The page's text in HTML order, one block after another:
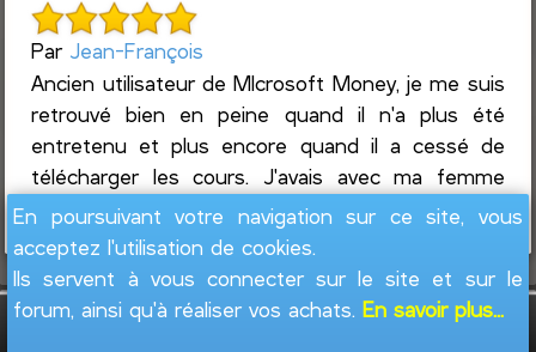
Par Jean-François
Ancien utilisateur de MIcrosoft Money, je me suis
retrouvé bien en peine quand il n'a plus été
entretenu et plus encore quand il a cessé de
télécharger les cours. J'avais avec ma femme
une bonne ...Lire la suite
En poursuivant votre navigation sur ce site, vous
acceptez l'utilisation de cookies.
Ils servent à vous connecter sur le site et sur le
forum, ainsi qu'à réaliser vos achats.En savoir plus...
GesFine - Copyright © 2008 - 2026Jacques